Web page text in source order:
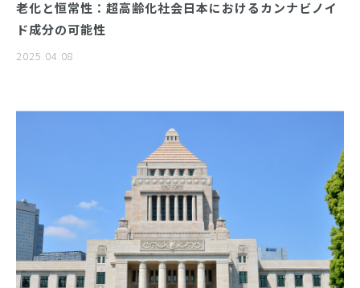
老化と恒常性：超高齢化社会日本におけるカンナビノイ
ド成分の可能性
2025.04.08